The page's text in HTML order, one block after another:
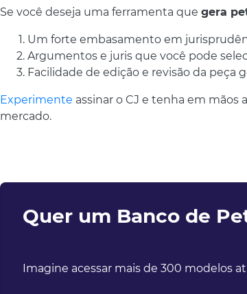
Se você deseja uma ferramenta que gera
Um forte embasamento em
Argumentos e juris que você pode
Facilidade de edição e revisão da peça
Experimente assinar o CJ e tenha em
mercado.
Quer um Banco de
Imagine acessar mais de 300 modelos